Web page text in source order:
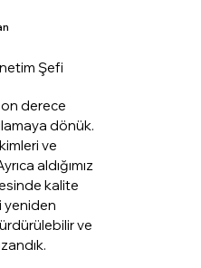
derece
dönük.
ve
aldığımız
kalite
yeniden
ve
Şefi